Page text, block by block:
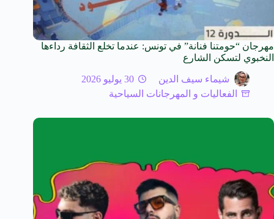
مهرجان “حومتنا فنانة” في تونس: عندما تخلع الثقافة رداءها
النخبوي لتسكن الشارع
شيماء سيف الدين
30 يوليو 2026
الفعاليات و المهرجانات السياحية